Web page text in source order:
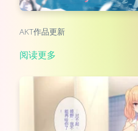
AKT作品更新
阅读更多